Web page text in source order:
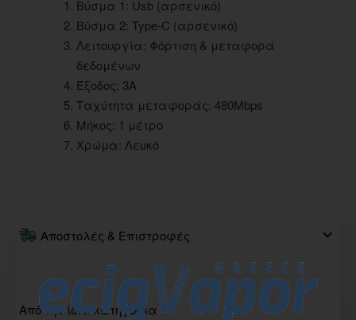
Βύσμα 1: Usb (αρσενικό)
Βύσμα 2: Type-C (αρσενικό)
Λειτουργία: Φόρτιση & μεταφορά
δεδομένων
Έξοδος: 3A
Ταχύτητα μεταφοράς: 480Mbps
Μήκος: 1 μέτρο
Χρώμα: Λευκό
Αποστολές & Επιστροφές
Από την ίδια κατηγορία